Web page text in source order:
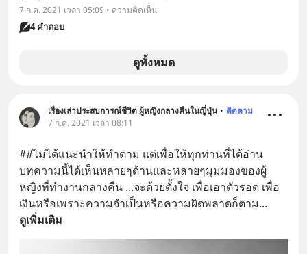
7 ก.ค. 2021 เวลา 05:09 • ความคิดเห็น
4 คำตอบ
ดูทั้งหมด
เรื่องเล่าประสบการณ์ชีวิต ผู้หญิงกลางคืนในญี่ปุ่น • ติดตาม
7 ก.ค. 2021 เวลา 08:11
##ไม่ได้แนะนำให้ทำตาม แต่เพื่อให้ทุกท่านที่ได้อ่าน
บทความนี้ได้เห็นหลายๆด้านและหลายๆมุมมองของผู้
หญิงที่ทำงานกลางคืน ...จะด้วยตั้งใจ เพื่อเอาตัวรอด เพื่อ
เงินหรือเพราะความจำเป็นหรือความผิดพลาดก็ตาม...
ดูเพิ่มเติม